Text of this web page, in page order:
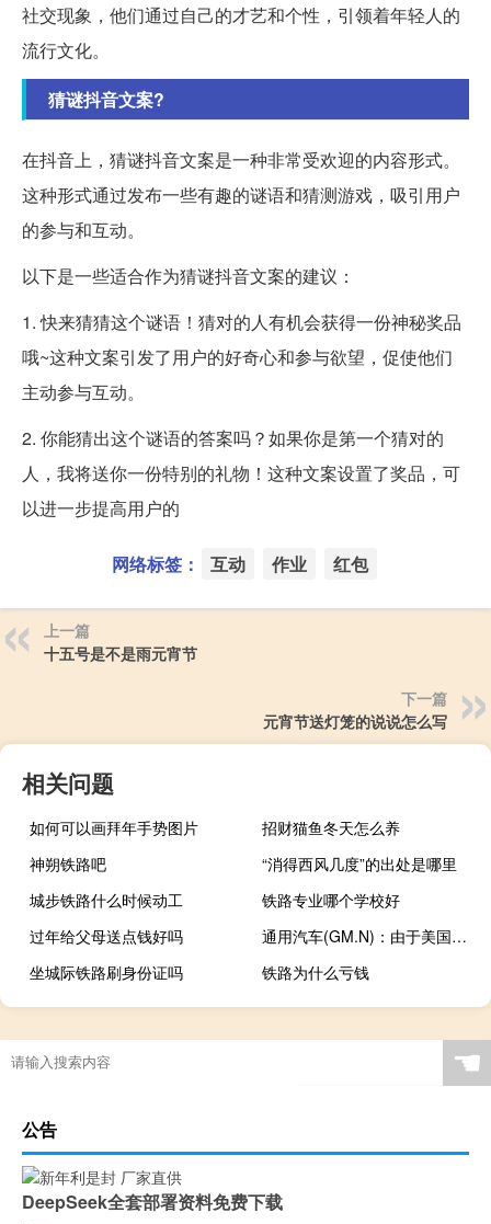
社交现象，他们通过自己的才艺和个性，引领着年轻人的
流行文化。
猜谜抖音文案?
在抖音上，猜谜抖音文案是一种非常受欢迎的内容形式。
这种形式通过发布一些有趣的谜语和猜测游戏，吸引用户
的参与和互动。
以下是一些适合作为猜谜抖音文案的建议：
1. 快来猜猜这个谜语！猜对的人有机会获得一份神秘奖品
哦~这种文案引发了用户的好奇心和参与欲望，促使他们
主动参与互动。
2. 你能猜出这个谜语的答案吗？如果你是第一个猜对的
人，我将送你一份特别的礼物！这种文案设置了奖品，可
以进一步提高用户的
网络标签： 互动 作业 红包
上一篇
十五号是不是雨元宵节
下一篇
元宵节送灯笼的说说怎么写
相关问题
如何可以画拜年手势图片
招财猫鱼冬天怎么养
神朔铁路吧
“消得西风几度”的出处是哪里
城步铁路什么时候动工
铁路专业哪个学校好
过年给父母送点钱好吗
通用汽车(GM.N)：由于美国汽车工人联合会（UAW）的罢工公司将再次裁员160名在俄亥俄州和印第安纳州的工人
坐城际铁路刷身份证吗
铁路为什么亏钱
☚
公告
DeepSeek全套部署资料免费下载